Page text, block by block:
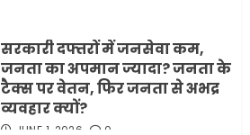
सरकारी दफ्तरों में जनसेवा कम,
जनता का अपमान ज्यादा? जनता के
टैक्स पर वेतन, फिर जनता से अभद्र
व्यवहार क्यों?
JUNE 1, 2026 0